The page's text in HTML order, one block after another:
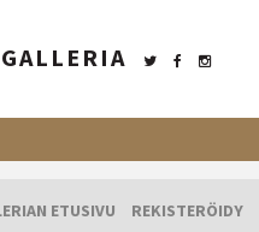
GALLERIA
ETUSIVU REKISTERÖIDY